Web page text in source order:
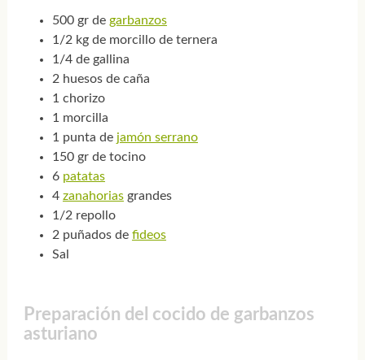
500 gr de garbanzos
1/2 kg de morcillo de ternera
1/4 de gallina
2 huesos de caña
1 chorizo
1 morcilla
1 punta de jamón serrano
150 gr de tocino
6 patatas
4 zanahoriasgrandes
1/2 repollo
2 puñados de fideos
Sal
Preparación del cocido de garbanzos
asturiano